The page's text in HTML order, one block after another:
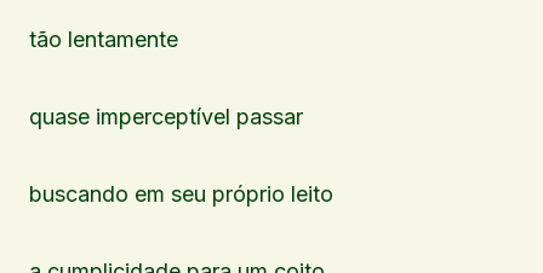
tão lentamente
quase imperceptível passar
buscando em seu próprio leito